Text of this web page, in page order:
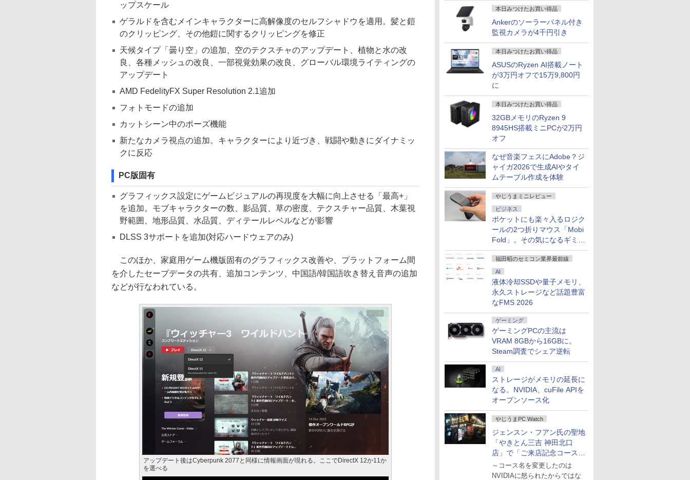
本日みつけたお買い得品
Ankerのソーラーパネル付き
監視カメラが4千円引き
本日みつけたお買い得品
ASUSのRyzen AI搭載ノート
が3万円オフで15万9,800円
に
本日みつけたお買い得品
32GBメモリのRyzen 9
8945HS搭載ミニPCが2万円
オフ
なぜ音楽フェスにAdobe？ジ
ャイガ2026で生成AIやタイ
ムテーブル作成を体験
やじうまミニレビュー
ビジネス
ポケットにも楽々入るロジク
ールの2つ折りマウス「Mobi
Fold」。その気になるギミッ
クとは？
福田昭のセミコン業界最前線
AI
液体冷却SSDや量子メモリ、
永久ストレージなど話題豊富
なFMS 2026
ゲーミング
ゲーミングPCの主流は
VRAM 8GBから16GBに。
Steam調査でシェア逆転
AI
ストレージがメモリの延長に
なる。NVIDIA、cuFile APIを
オープンソース化
やじうまPC Watch
ジェンスン・フアン氏の聖地
「やきとん三吉 神田北口
店」で「ご来店記念コース」
を娘と堪能
～コース名を変更したのは
NVIDIAに怒られたからではな
ップスケール
ゲラルドを含むメインキャラクターに高解像度のセルフシャドウを適用。髪と鎧
のクリッピング、その他鎧に関するクリッピングを修正
天候タイプ「曇り空」の追加、空のテクスチャのアップデート、植物と水の改
良、各種メッシュの改良、一部視覚効果の改良、グローバル環境ライティングの
アップデート
AMD FedelityFX Super Resolution 2.1追加
フォトモードの追加
カットシーン中のポーズ機能
新たなカメラ視点の追加。キャラクターにより近づき、戦闘や動きにダイナミッ
クに反応
PC版固有
グラフィックス設定にゲームビジュアルの再現度を大幅に向上させる「最高+」
を追加。モブキャラクターの数、影品質、草の密度、テクスチャー品質、木葉視
野範囲、地形品質、水品質、ディテールレベルなどが影響
DLSS 3サポートを追加(対応ハードウェアのみ)
このほか、家庭用ゲーム機版固有のグラフィックス改善や、プラットフォーム間
を介したセーブデータの共有、追加コンテンツ、中国語/韓国語吹き替え音声の追加
などが行なわれている。
アップデート後はCyberpunk 2077と同様に情報画面が現れる。ここでDirectX 12か11か
を選べる